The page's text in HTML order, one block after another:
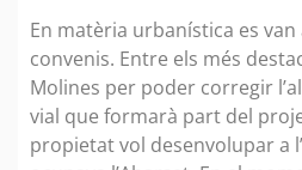
En matèria urbanística es
convenis. Entre els més
Molines per poder corregir
vial que formarà part del
propietat vol desenvolupar a